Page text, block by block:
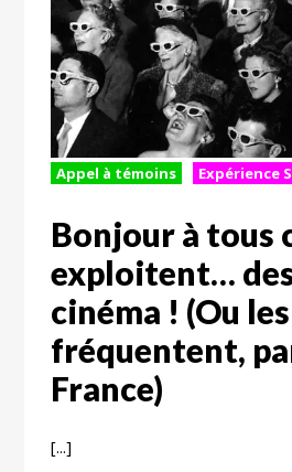
Appel à témoins Expérience
Bonjour à tous
exploitent…
cinéma ! (Ou les
fréquentent,
France)
[...]